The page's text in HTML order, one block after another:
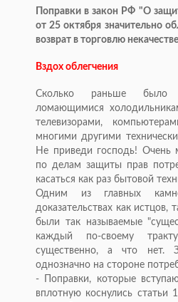
Поправки в закон РФ "О
от 25 октября значительно
возврат в торговлю
Вздох облегчения
Сколько раньше
ломающимися
телевизорами,
многими другими
Не приведи господь! Очень
по делам защиты прав
касаться как раз бытовой
Одним из главных
доказательствах как истцов,
были так называемые
каждый по-своему
существенно, а что нет.
однозначно на стороне
- Поправки, которые
вплотную коснулись статьи